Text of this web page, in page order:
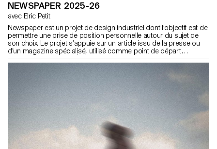
NEWSPAPER 2025-26
avec Elric Petit
Newspaper est un projet de design industriel dont l’objectif est de
permettre une prise de position personnelle autour du sujet de
son choix. Le projet s’appuie sur un article issu de la presse ou
d’un magazine spécialisé, utilisé comme point de départ
conceptuel et critique. À travers l’analyse, l’interprétation et la
traduction de ce contenu écrit, le projet invite à développer une
réflexion de design, en questionnant les enjeux, les formes et les